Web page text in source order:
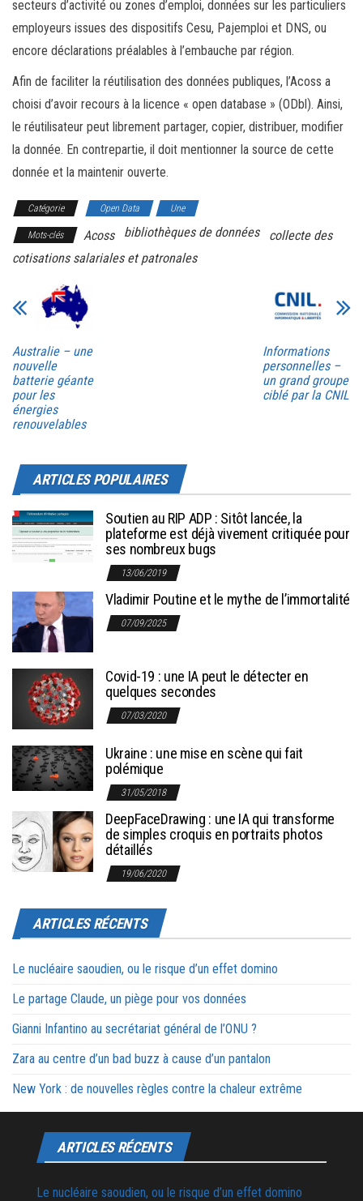
secteurs d’activité ou zones d’emploi, données sur les particuliers
employeurs issues des dispositifs Cesu, Pajemploi et DNS, ou
encore déclarations préalables à l’embauche par région.
Afin de faciliter la réutilisation des données publiques, l’Acoss a
choisi d’avoir recours à la licence « open database » (ODbl). Ainsi,
le réutilisateur peut librement partager, copier, distribuer, modifier
la donnée. En contrepartie, il doit mentionner la source de cette
donnée et la maintenir ouverte.
Catégorie Open Data Une
Mots-clés Acoss bibliothèques de données
collecte des
cotisations salariales et patronales
Australie – une
nouvelle
batterie géante
pour les
énergies
renouvelables
Informations
personnelles –
un grand groupe
ciblé par la CNIL
ARTICLES POPULAIRES
Soutien au RIP ADP : Sitôt lancée, la
plateforme est déjà vivement critiquée pour
ses nombreux bugs
13/06/2019
Vladimir Poutine et le mythe de l’immortalité
07/09/2025
Covid-19 : une IA peut le détecter en
quelques secondes
07/03/2020
Ukraine : une mise en scène qui fait
polémique
31/05/2018
DeepFaceDrawing : une IA qui transforme
de simples croquis en portraits photos
détaillés
19/06/2020
ARTICLES RÉCENTS
Le nucléaire saoudien, ou le risque d’un effet domino
Le partage Claude, un piège pour vos données
Gianni Infantino au secrétariat général de l’ONU ?
Zara au centre d’un bad buzz à cause d’un pantalon
New York : de nouvelles règles contre la chaleur extrême
ARTICLES RÉCENTS
Le nucléaire saoudien, ou le risque d’un effet domino